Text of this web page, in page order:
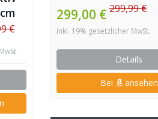
€
299,00 €299,99 €
inkl. 19% gesetzlicher MwSt.
Details
Bei ansehen